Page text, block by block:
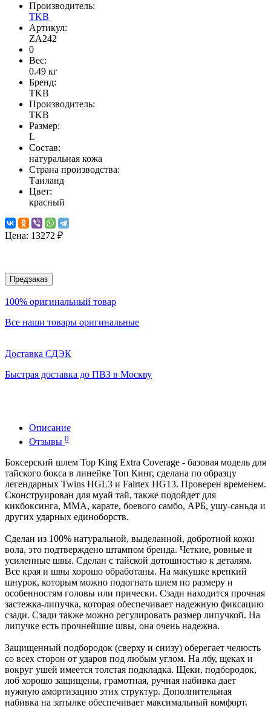
Производитель:
TKB
Артикул:
ZA242
0
Вес:
0.49 кг
Бренд:
TKB
Производитель:
TKB
Размер:
L
Состав:
натуральная кожа
Страна производства:
Таиланд
Цвет:
красный
Цена: 13272 ₽
Предзаказ
100% оригинальный товар
Все наши товары оригинальные
Доставка СДЭК
Быстрая доставка до ПВЗ в Москву
Описание
Отзывы 0
Боксерский шлем Top King Extra Coverage - базовая модель для
тайского бокса в линейке Топ Кинг, сделана по образцу
легендарных Twins HGL3 и Fairtex HG13. Проверен временем.
Сконструирован для муай тай, также подойдет для
кикбоксинга, ММА, карате, боевого самбо, АРБ, ушу-саньда и
других ударных единоборств.
Сделан из 100% натуральной, выделанной, добротной кожи
вола, это подтверждено штампом бренда. Четкие, ровные и
усиленные швы. Сделан с тайской дотошностью к деталям.
Все края и швы хорошо обработаны. На макушке крепкий
шнурок, которым можно подогнать шлем по размеру и
особенностям головы или прически. Сзади находится прочная
застежка-липучка, которая обеспечивает надежную фиксацию
сзади. Сзади также можно регулировать размер липучкой. На
липучке есть прочнейшие швы, она очень надежна.
Защищенный подбородок (сверху и снизу) оберегает челюсть
со всех сторон от ударов под любым углом. На лбу, щеках и
вокруг ушей имеется толстая подкладка. Щеки, подбородок,
лоб хорошо защищены, грамотная, ручная набивка дает
нужную амортизацию этих структур. Дополнительная
набивка на затылке обеспечивает максимальный комфорт.